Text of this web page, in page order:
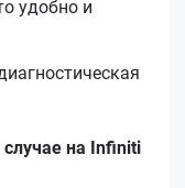
удобно и
на Infiniti